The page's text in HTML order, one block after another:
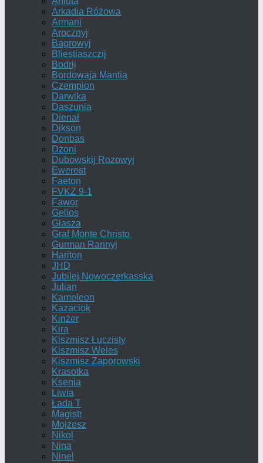
Arkadia Różowa
Armani
Arocznyj
Bagrowyj
Bliestiaszczij
Bodrij
Bordowaja Mantia
Czempion
Darwika
Daszunia
Dienał
Dikson
Donbas
Dżoni
Dubowskij Rozowyj
Ewerest
Faeton
FVKZ 9-1
Fawor
Gelios
Głasza
Graf Monte Christo
Gurman Rannyj
Hariton
JHD
Jubilej Nowoczerkasska
Julian
Kameleon
Kazaciok
Kinżer
Kira
Kiszmisz Łuczisty
Kiszmisz Weles
Kiszmisz Zaporowski
Krasotka
Ksenia
Liwia
Łada T
Magistr
Mojżesz
Nikol
Nina
Ninel